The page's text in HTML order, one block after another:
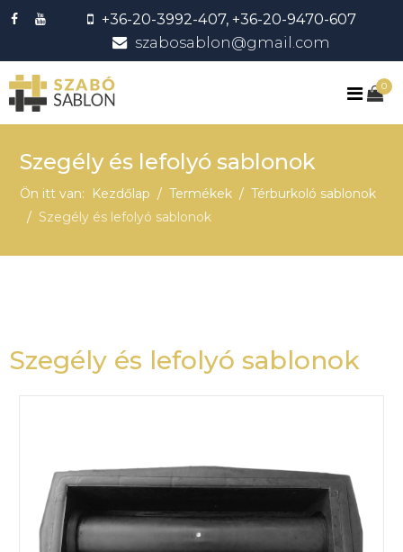
+36-20-3992-407, +36-20-9470-607
szabosablon@gmail.com
0
Szegély és lefolyó sablonok
Ön itt van: Kezdőlap Termékek
Térburkoló sablonok
Szegély és lefolyó sablonok
Szegély és lefolyó sablonok